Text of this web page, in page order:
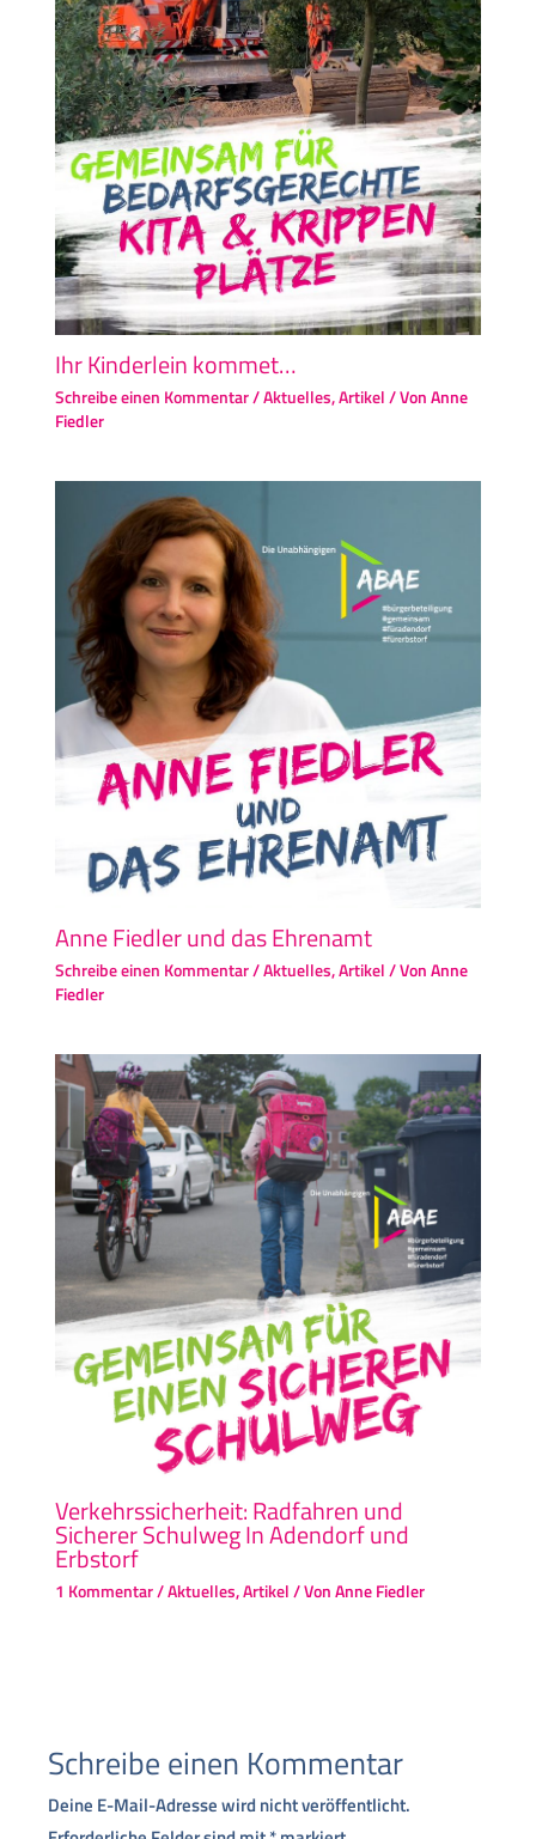
Ihr Kinderlein kommet…
Schreibe einen Kommentar/Aktuelles,Artikel/ VonAnne
Fiedler
Anne Fiedler und das Ehrenamt
Schreibe einen Kommentar/Aktuelles,Artikel/ VonAnne
Fiedler
Verkehrssicherheit: Radfahren und
Sicherer Schulweg In Adendorf und
Erbstorf
1 Kommentar/Aktuelles,Artikel/ VonAnne Fiedler
Schreibe einen Kommentar
Deine E-Mail-Adresse wird nicht veröffentlicht.